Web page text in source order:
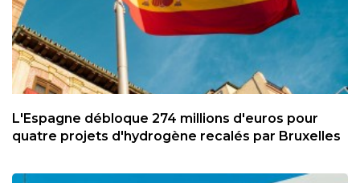
L'Espagne débloque 274 millions d'euros pour
quatre projets d'hydrogène recalés par Bruxelles